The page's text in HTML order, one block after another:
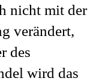
nicht mit der
verändert,
des
wird das